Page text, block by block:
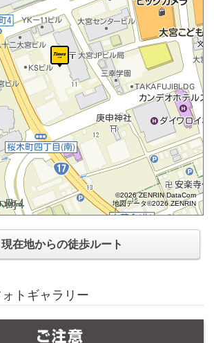
100m
©2026 ZENRIN DataCom
地図データ©2026 ZENRIN
現在地からの徒歩ルート
トギャラリー